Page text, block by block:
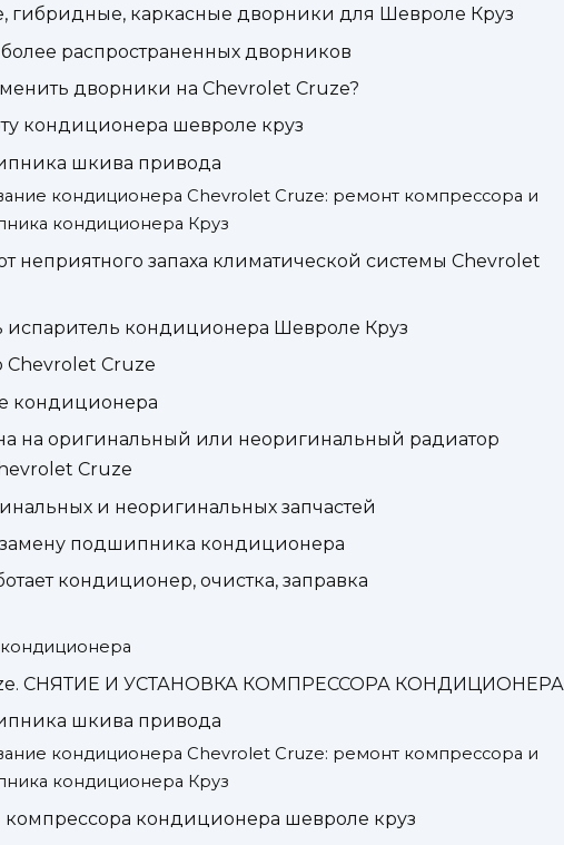
гибридные, каркасные дворники для Шевроле Круз
распространенных дворников
дворники на Chevrolet Cruze?
кондиционера шевроле круз
шкива привода
кондиционера Chevrolet Cruze: ремонт компрессора и
кондиционера Круз
неприятного запаха климатической системы Chevrolet
испаритель кондиционера Шевроле Круз
Cruze
кондиционера
на оригинальный или неоригинальный радиатор
Cruze
и неоригинальных запчастей
замену подшипника кондиционера
кондиционер, очистка, заправка
СНЯТИЕ И УСТАНОВКА КОМПРЕССОРА КОНДИЦИОНЕРА
шкива привода
кондиционера Chevrolet Cruze: ремонт компрессора и
кондиционера Круз
кондиционера шевроле круз